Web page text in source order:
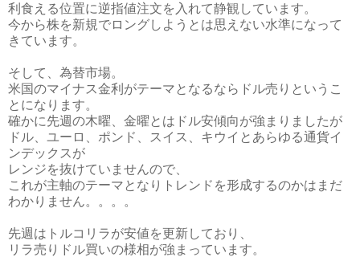
利食える位置に逆指値注文を入れて静観しています。
今から株を新規でロングしようとは思えない水準になって
きています。
そして、為替市場。
米国のマイナス金利がテーマとなるならドル売りというこ
とになります。
確かに先週の木曜、金曜とはドル安傾向が強まりましたが
ドル、ユーロ、ポンド、スイス、キウイとあらゆる通貨イ
ンデックスが
レンジを抜けていませんので、
これが主軸のテーマとなりトレンドを形成するのかはまだ
わかりません。。。。
先週はトルコリラが安値を更新しており、
リラ売りドル買いの様相が強まっています。